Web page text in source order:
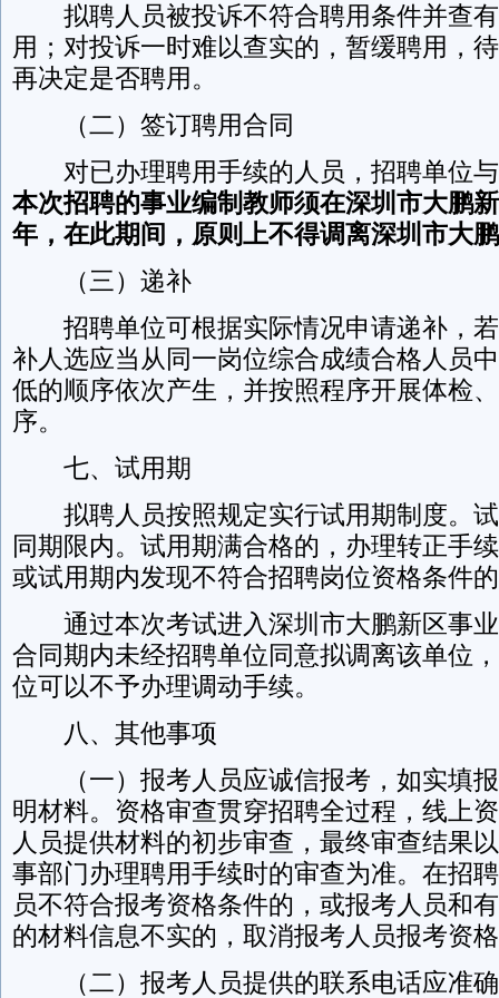
拟聘人员被投诉不符合聘用条件并查有
用；对投诉一时难以查实的，暂缓聘用，
再决定是否聘用。
（二）签订聘用合同
对已办理聘用手续的人员，招聘单位与
本次招聘的事业编制教师须在深圳市大鹏
年，在此期间，原则上不得调离深圳市大
（三）递补
招聘单位可根据实际情况申请递补，若
补人选应当从同一岗位综合成绩合格人员
低的顺序依次产生，并按照程序开展体检
序。
七、试用期
拟聘人员按照规定实行试用期制度。试
同期限内。试用期满合格的，办理转正手
或试用期内发现不符合招聘岗位资格条件
通过本次考试进入深圳市大鹏新区事业
合同期内未经招聘单位同意拟调离该单位
位可以不予办理调动手续。
八、其他事项
（一）报考人员应诚信报考，如实填报
明材料。资格审查贯穿招聘全过程，线上
人员提供材料的初步审查，最终审查结果
事部门办理聘用手续时的审查为准。在招
员不符合报考资格条件的，或报考人员和
的材料信息不实的，取消报考人员报考资
（二）报考人员提供的联系电话应准确